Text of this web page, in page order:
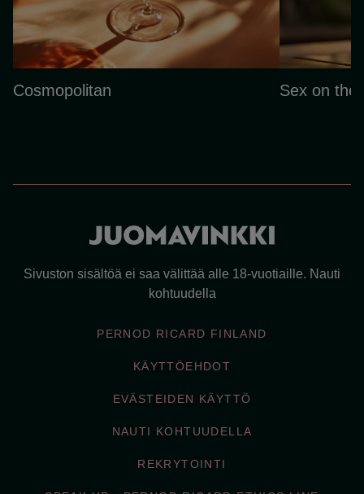
Cosmopolitan Sex on the
Sivuston sisältöä ei saa välittää alle 18-vuotiaille. Nauti
kohtuudella
PERNOD RICARD FINLAND
KÄYTTÖEHDOT
EVÄSTEIDEN KÄYTTÖ
NAUTI KOHTUUDELLA
REKRYTOINTI